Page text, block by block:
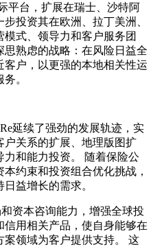
平台，扩展在瑞士、沙特阿
投资其在欧洲、拉丁美洲、
式、领导力和客户服务团
熟虑的战略：在风险日益全
户，以更强的本地相关性运
。
延续了强劲的发展轨迹，实
关系的扩展、地理版图扩
和能力投资。 随着保险公
约束和投资组合优化挑战，
益增长的需求。
资本咨询能力，增强全球投
用相关产品，使自身能够在
领域为客户提供支持。 这